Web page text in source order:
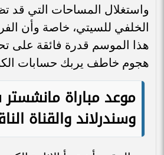
واستغلال المساحات التي قد
الخلفي للسيتي، خاصة وأن
هذا الموسم قدرة فائقة على
هجوم خاطف يربك حسابات
موعدمباراة
وسندرلاند والقناة